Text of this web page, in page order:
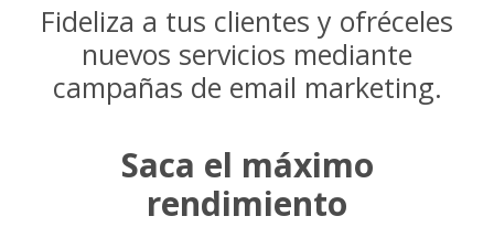
Fideliza a tus clientes y ofréceles
nuevos servicios mediante
campañas de email marketing.
Saca el máximo
rendimiento